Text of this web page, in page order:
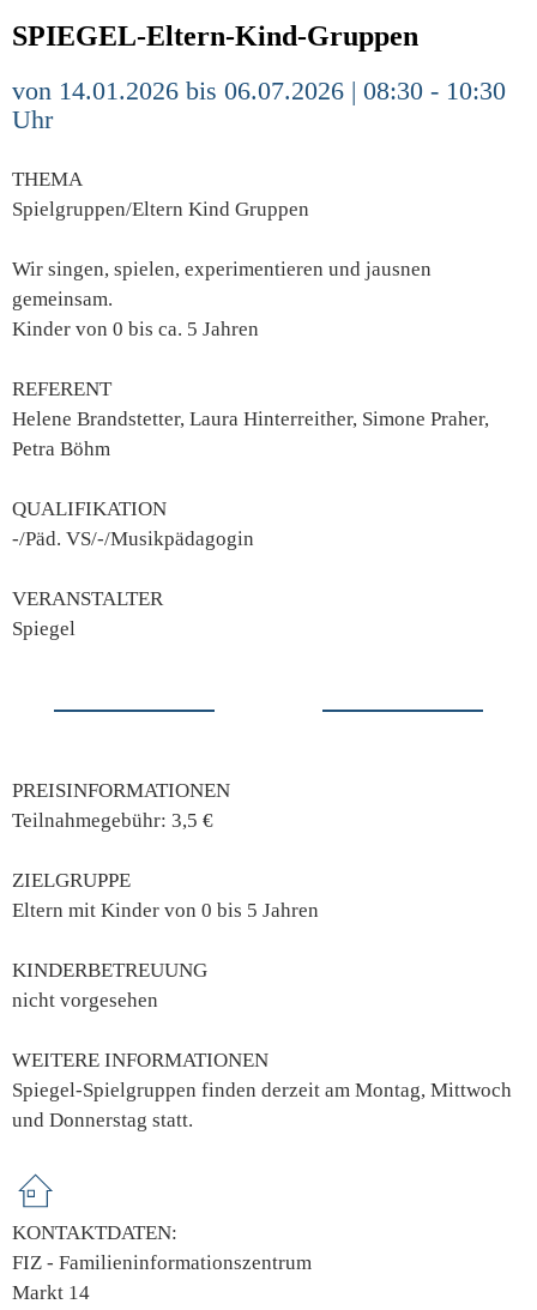
SPIEGEL-Eltern-Kind-Gruppen
von 14.01.2026 bis 06.07.2026 | 08:30 - 10:30
Uhr
THEMA
Spielgruppen/Eltern Kind Gruppen
Wir singen, spielen, experimentieren und jausnen
gemeinsam.
Kinder von 0 bis ca. 5 Jahren
REFERENT
Helene Brandstetter, Laura Hinterreither, Simone Praher,
Petra Böhm
QUALIFIKATION
-/Päd. VS/-/Musikpädagogin
VERANSTALTER
Spiegel
PREISINFORMATIONEN
Teilnahmegebühr: 3,5 €
ZIELGRUPPE
Eltern mit Kinder von 0 bis 5 Jahren
KINDERBETREUUNG
nicht vorgesehen
WEITERE INFORMATIONEN
Spiegel-Spielgruppen finden derzeit am Montag, Mittwoch
und Donnerstag statt.
KONTAKTDATEN:
FIZ - Familieninformationszentrum
Markt 14